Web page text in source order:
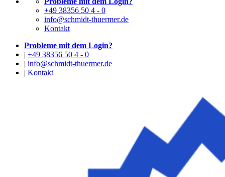
+49 38356 50 4 - 0
info@schmidt-thuermer.de
Kontakt
Probleme mit dem Login?
| +49 38356 50 4 - 0
| info@schmidt-thuermer.de
| Kontakt